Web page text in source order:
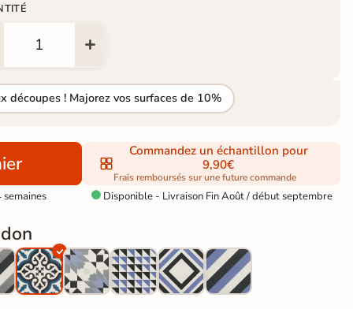
découpes ! Majorez vos surfaces de 10%
Commandez un échantillon pour
9,90€
Frais remboursés sur une future commande
Disponible - Livraison Fin Août / début septembre